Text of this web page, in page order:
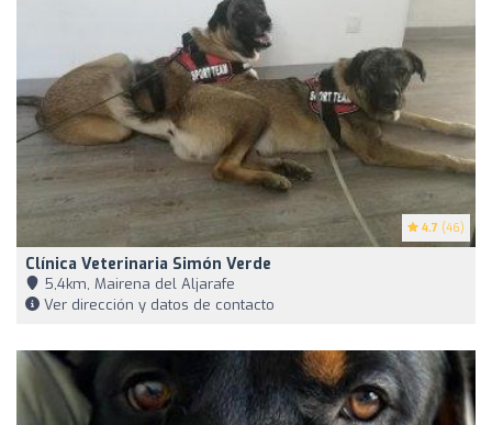
4.7 (46)
Clínica Veterinaria Simón Verde
5,4km, Mairena del Aljarafe
Ver dirección y datos de contacto